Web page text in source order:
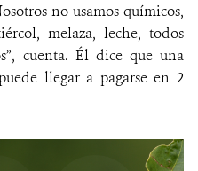
no usamos químicos,
melaza, leche, todos
cuenta. Él dice que una
llegar a pagarse en 2